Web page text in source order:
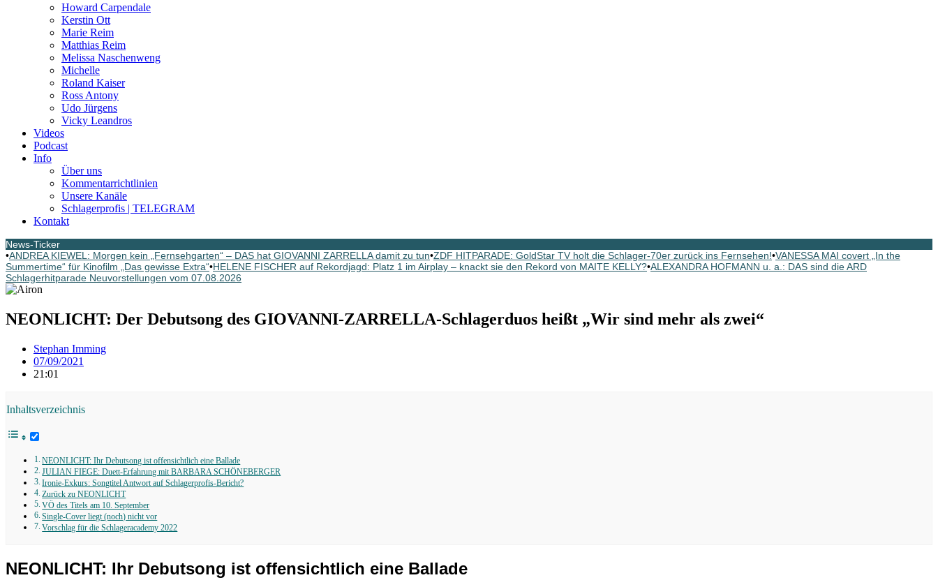
Howard Carpendale
Kerstin Ott
Marie Reim
Matthias Reim
Melissa Naschenweng
Michelle
Roland Kaiser
Ross Antony
Udo Jürgens
Vicky Leandros
Videos
Podcast
Info
Über uns
Kommentarrichtlinien
Unsere Kanäle
Schlagerprofis | TELEGRAM
Kontakt
News-Ticker
•ANDREA KIEWEL: Morgen kein „Fernsehgarten“ – DAS hat GIOVANNI ZARRELLA damit zu tun•ZDF HITPARADE: GoldStar TV holt die Schlager-70er zurück ins Fernsehen!•VANESSA MAI covert „In the
Summertime“ für Kinofilm „Das gewisse Extra“•HELENE FISCHER auf Rekordjagd: Platz 1 im Airplay – knackt sie den Rekord von MAITE KELLY?•ALEXANDRA HOFMANN u. a.: DAS sind die ARD
Schlagerhitparade Neuvorstellungen vom 07.08.2026
NEONLICHT: Der Debutsong des GIOVANNI-ZARRELLA-Schlagerduos heißt „Wir sind mehr als zwei“
Stephan Imming
07/09/2021
21:01
Inhaltsverzeichnis
NEONLICHT: Ihr Debutsong ist offensichtlich eine Ballade
JULIAN FIEGE: Duett-Erfahrung mit BARBARA SCHÖNEBERGER
Ironie-Exkurs: Songtitel Antwort auf Schlagerprofis-Bericht?
Zurück zu NEONLICHT
VÖ des Titels am 10. September
Single-Cover liegt (noch) nicht vor
Vorschlag für die Schlageracademy 2022
NEONLICHT: Ihr Debutsong ist offensichtlich eine Ballade